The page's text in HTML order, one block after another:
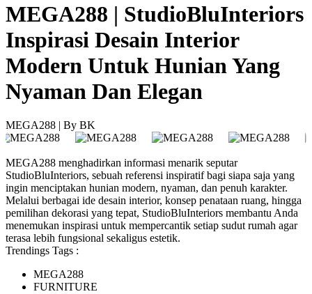
MEGA288 | StudioBluInteriors
Inspirasi Desain Interior
Modern Untuk Hunian Yang
Nyaman Dan Elegan
MEGA288 | By BK
MEGA288 menghadirkan informasi menarik seputar
StudioBluInteriors, sebuah referensi inspiratif bagi siapa saja yang
ingin menciptakan hunian modern, nyaman, dan penuh karakter.
Melalui berbagai ide desain interior, konsep penataan ruang, hingga
pemilihan dekorasi yang tepat, StudioBluInteriors membantu Anda
menemukan inspirasi untuk mempercantik setiap sudut rumah agar
terasa lebih fungsional sekaligus estetik.
Trendings Tags :
MEGA288
FURNITURE